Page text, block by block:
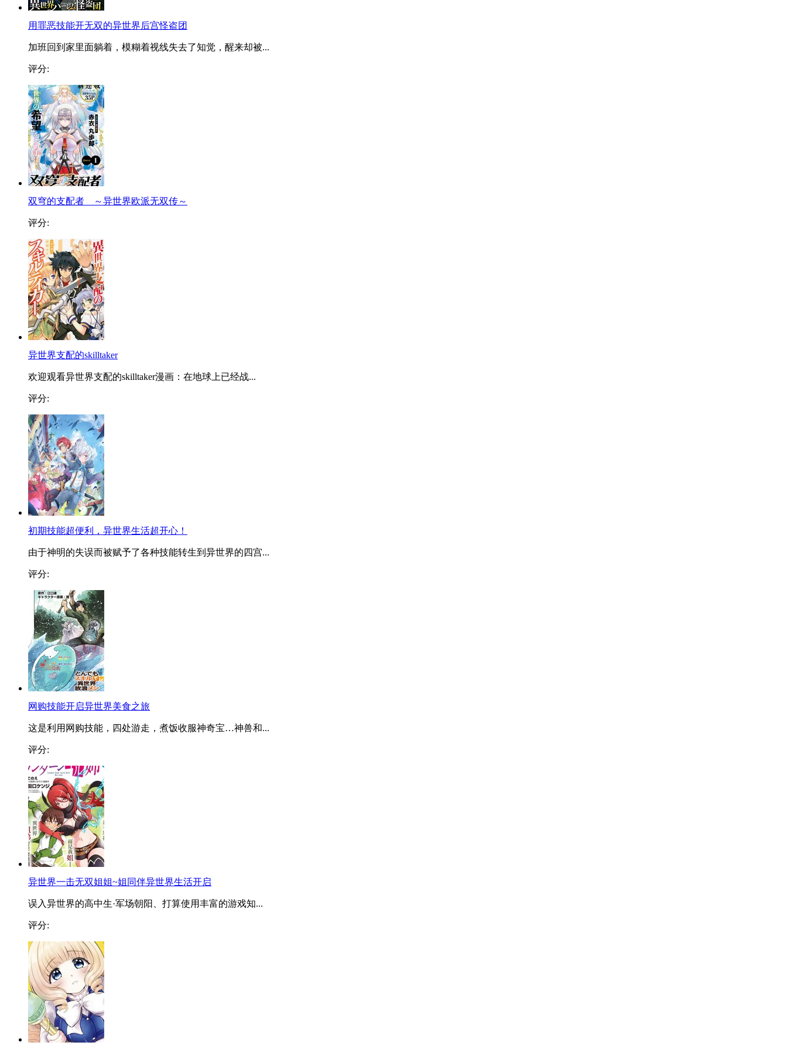
用罪恶技能开无双的异世界后宫怪盗团
加班回到家里面躺着，模糊着视线失去了知觉，醒来却被...
评分:
双穹的支配者 ～异世界欧派无双传～
评分:
异世界支配的skilltaker
欢迎观看异世界支配的skilltaker漫画：在地球上已经战...
评分:
初期技能超便利，异世界生活超开心！
由于神明的失误而被赋予了各种技能转生到异世界的四宫...
评分:
网购技能开启异世界美食之旅
这是利用网购技能，四处游走，煮饭收服神奇宝…神兽和...
评分:
异世界一击无双姐姐~姐同伴异世界生活开启
误入异世界的高中生·军场朝阳、打算使用丰富的游戏知...
评分: